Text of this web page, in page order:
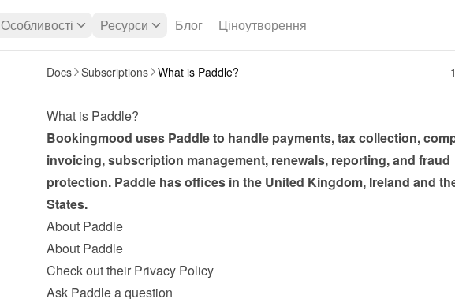
Особливості Ресурси Блог Ціноутворення
Docs Subscriptions What is Paddle?
What is Paddle?
Bookingmood uses Paddle to handle payments, tax collection,
invoicing, subscription management, renewals, reporting, and fraud
protection. Paddle has offices in the United Kingdom, Ireland and
States.
About Paddle
About Paddle
Check out their Privacy Policy
Ask Paddle a question